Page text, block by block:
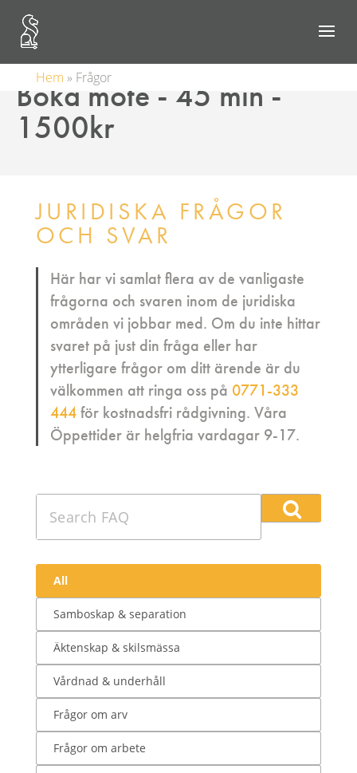
Hem » Frågor
Boka möte - 45 min -
1500kr
JURIDISKA FRÅGOR
OCH SVAR
Här har vi samlat flera av de vanligaste
frågorna och svaren inom de juridiska
områden vi jobbar med. Om du inte hittar
svaret på just din fråga eller har
ytterligare frågor om ditt ärende är du
välkommen att ringa oss på 0771-333
444för kostnadsfri rådgivning. Våra
Öppettider är helgfria vardagar 9-17.
FAQ
All
Samboskap & separation
Äktenskap & skilsmässa
Vårdnad & underhåll
Frågor om arv
Frågor om arbete